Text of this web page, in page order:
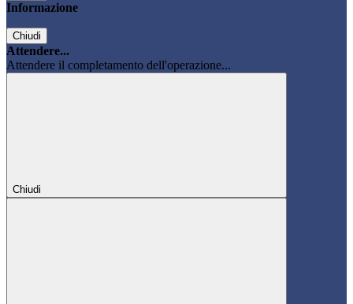
Informazione
Chiudi
Attendere...
Attendere il completamento dell'operazione...
Chiudi